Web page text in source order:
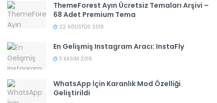
ThemeForest Ayın Ücretsiz Temaları Arşivi –
68 Adet Premium Tema
22 AĞUSTOS 2019
En Gelişmiş Instagram Aracı: InstaFly
3 KASIM 2019
WhatsApp İçin Karanlık Mod Özelliği
Geliştirildi